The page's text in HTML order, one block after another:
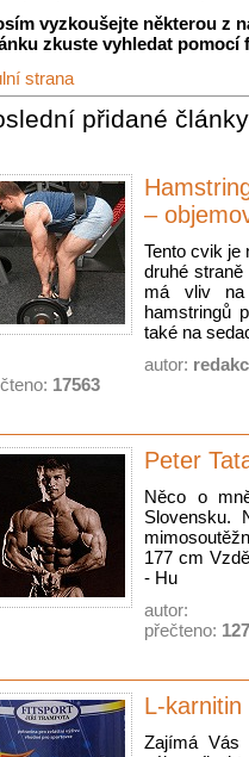
vyzkoušejte některou z
zkuste vyhledat pomocí
strana
přidané články
–
Tento cvik je
druhé
má vliv na
hamstringů
také na
autor:
17563
Peter
Něco o
Slovensku.
177 cm
- Hu
autor:
přečteno:
L-
Zajímá Vás